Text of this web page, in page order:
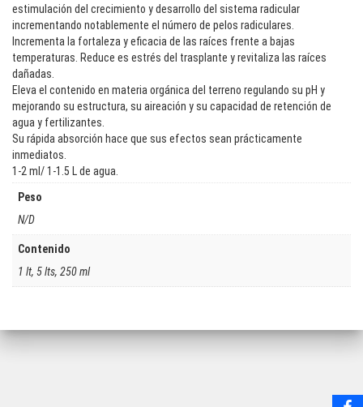
estimulación del crecimiento y desarrollo del sistema radicular
incrementando notablemente el número de pelos radiculares.
Incrementa la fortaleza y eficacia de las raíces frente a bajas
temperaturas. Reduce es estrés del trasplante y revitaliza las raíces
dañadas.
Eleva el contenido en materia orgánica del terreno regulando su pH y
mejorando su estructura, su aireación y su capacidad de retención de
agua y fertilizantes.
Su rápida absorción hace que sus efectos sean prácticamente
inmediatos.
1-2 ml/ 1-1.5 L de agua.
Peso
N/D
Contenido
1 lt, 5 lts, 250 ml